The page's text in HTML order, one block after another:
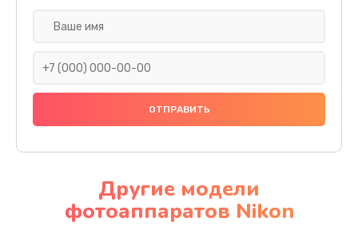
Другие модели
фотоаппаратов Nikon